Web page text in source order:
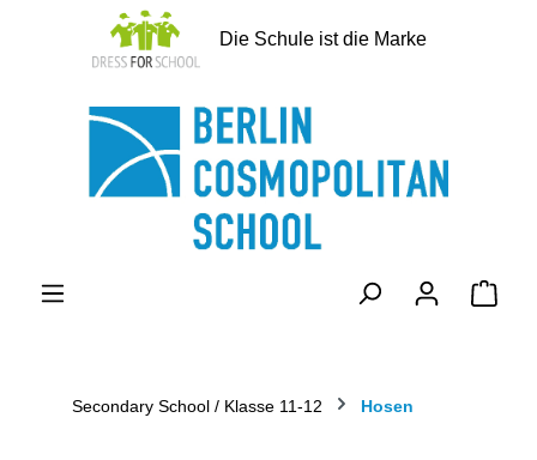
springen
Die Schule ist die Marke
Secondary School / Klasse 11-12 Hosen